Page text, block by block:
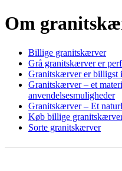
Om
Billige granitskærver
Grå granitskærver er
Granitskærver er billigst
Granitskærver – et
anvendelsesmuligheder
Granitskærver – Et
Køb billige
Sorte granitskærver